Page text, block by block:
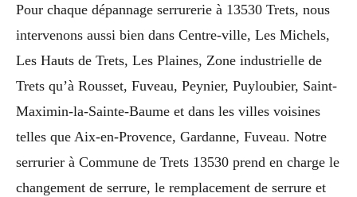
Pour chaque dépannage serrurerie à 13530 Trets, nous
intervenons aussi bien dans Centre-ville, Les Michels,
Les Hauts de Trets, Les Plaines, Zone industrielle de
Trets qu’à Rousset, Fuveau, Peynier, Puyloubier, Saint-
Maximin-la-Sainte-Baume et dans les villes voisines
telles que Aix-en-Provence, Gardanne, Fuveau. Notre
serrurier à Commune de Trets 13530 prend en charge le
changement de serrure, le remplacement de serrure et